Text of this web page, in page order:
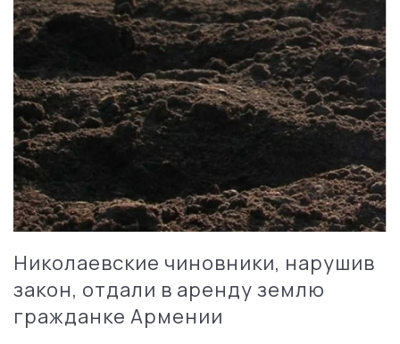
Николаевские чиновники, нарушив
закон, отдали в аренду землю
гражданке Армении